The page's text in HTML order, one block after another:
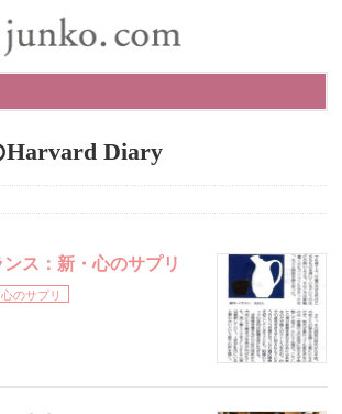
Harvard Diary
ス：新・心のサプリ
心のサプリ